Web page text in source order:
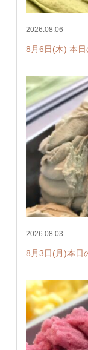
2026.08.06
8月6日(木) 本
2026.08.03
8月3日(月)本日